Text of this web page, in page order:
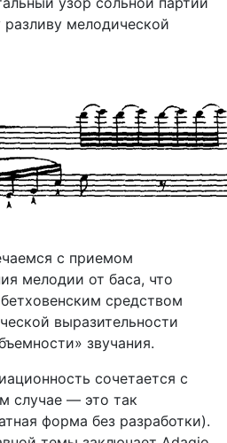
мелодической
с приемом
мелодии от баса, что
средством
выразительности
звучания.
сочетается с
случае — это так
форма без разработки).